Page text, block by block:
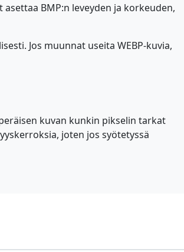
BMP:n leveyden ja korkeuden,
Jos muunnat useita WEBP-kuvia,
kuvan kunkin pikselin tarkat
joten jos syötetyssä